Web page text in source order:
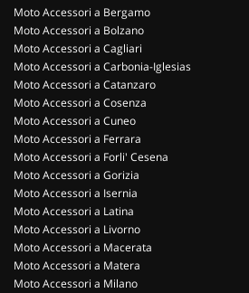
Moto Accessori a Bergamo
Moto Accessori a Bolzano
Moto Accessori a Cagliari
Moto Accessori a Carbonia-Iglesias
Moto Accessori a Catanzaro
Moto Accessori a Cosenza
Moto Accessori a Cuneo
Moto Accessori a Ferrara
Moto Accessori a Forli' Cesena
Moto Accessori a Gorizia
Moto Accessori a Isernia
Moto Accessori a Latina
Moto Accessori a Livorno
Moto Accessori a Macerata
Moto Accessori a Matera
Moto Accessori a Milano